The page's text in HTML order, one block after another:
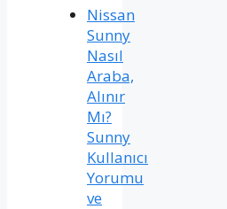
Nissan
Sunny
Nasıl
Araba,
Alınır
Mı?
Sunny
Kullanıcı
Yorumu
ve